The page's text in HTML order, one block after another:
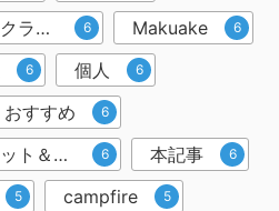
投資型クラウドファンディング 6 Makuake 6
6 個人 6
おすすめ 6
メリット＆デメリット 6 本記事 6
5 campfire 5